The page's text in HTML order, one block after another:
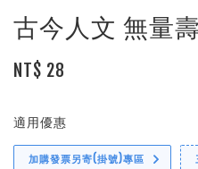
古今人文 無量
NT$ 28
適用優惠
加購發票另寄(掛號)專區